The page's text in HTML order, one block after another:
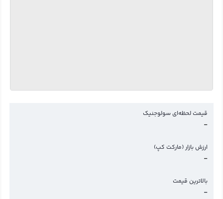
قیمت لحظه‌ای سولوجنیک
-
ارزش بازار (مارکت کپ)
-
بالاترین قیمت
-